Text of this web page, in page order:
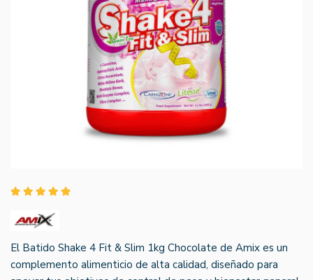
El Batido Shake 4 Fit & Slim 1kg Chocolate de Amix es un
complemento alimenticio de alta calidad, diseñado para